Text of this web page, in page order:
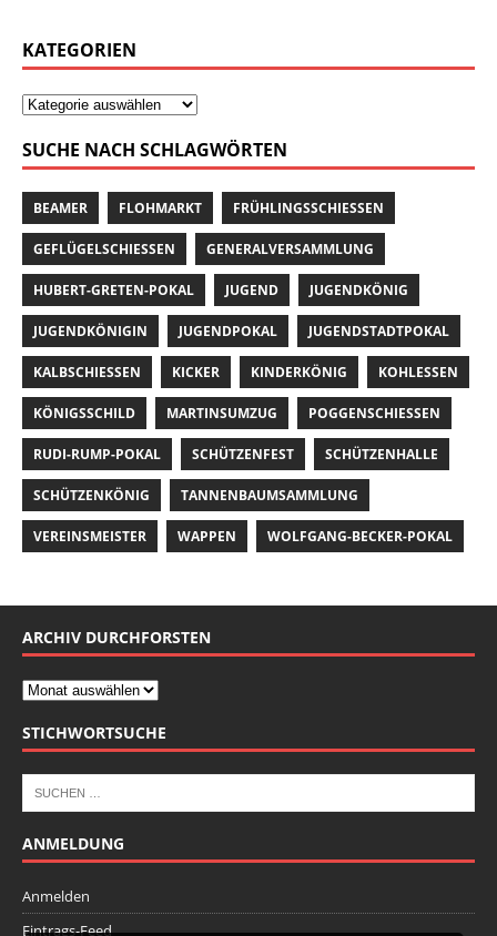
KATEGORIEN
SUCHE NACH SCHLAGWÖRTEN
BEAMER FLOHMARKT FRÜHLINGSSCHIESSEN
GEFLÜGELSCHIESSEN GENERALVERSAMMLUNG
HUBERT-GRETEN-POKAL JUGEND JUGENDKÖNIG
JUGENDKÖNIGIN JUGENDPOKAL JUGENDSTADTPOKAL
KALBSCHIESSEN KICKER KINDERKÖNIG KOHLESSEN
KÖNIGSSCHILD MARTINSUMZUG POGGENSCHIESSEN
RUDI-RUMP-POKAL SCHÜTZENFEST SCHÜTZENHALLE
SCHÜTZENKÖNIG TANNENBAUMSAMMLUNG
VEREINSMEISTER WAPPEN WOLFGANG-BECKER-POKAL
ARCHIV DURCHFORSTEN
STICHWORTSUCHE
ANMELDUNG
Anmelden
Eintrags-Feed